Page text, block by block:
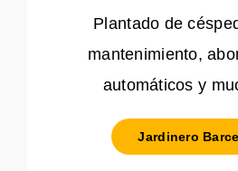
Plantado de
mantenimiento,
automáticos y
Jardinero